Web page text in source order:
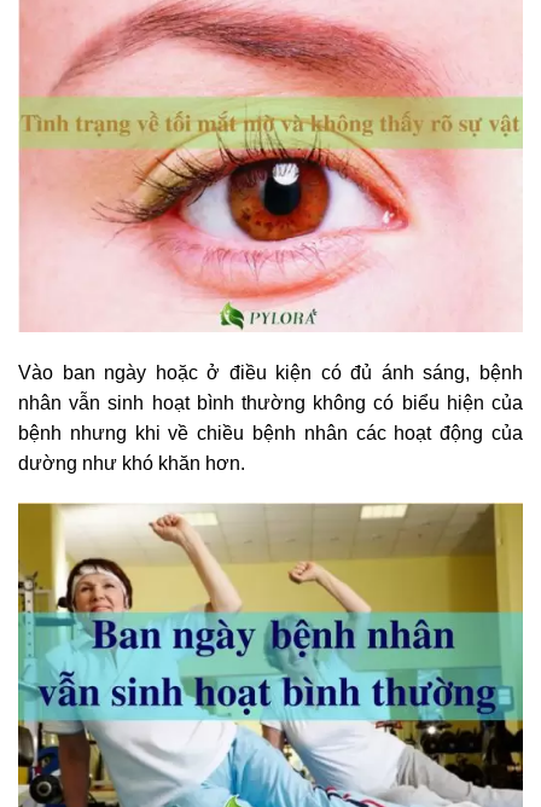
Vào ban ngày hoặc ở điều kiện có đủ ánh sáng, bệnh
nhân vẫn sinh hoạt bình thường không có biểu hiện của
bệnh nhưng khi về chiều bệnh nhân các hoạt động của
dường như khó khăn hơn.